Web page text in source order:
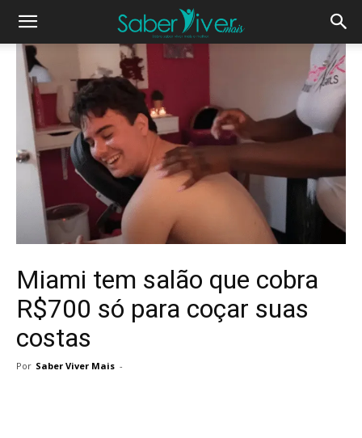
Miami tem salão que cobra
R$700 só para coçar suas
costas
Por Saber Viver Mais -